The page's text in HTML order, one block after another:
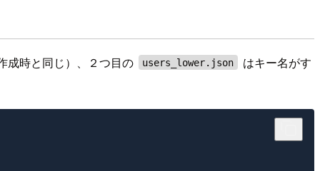
成時と同じ）、２つ目の users_lower.json
はキー名がす